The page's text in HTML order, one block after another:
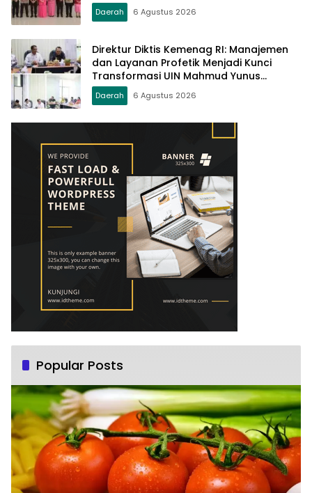
Daerah 6 Agustus 2026
Direktur Diktis Kemenag RI: Manajemen
dan Layanan Profetik Menjadi Kunci
Transformasi UIN Mahmud Yunus
Batusangkar Menjadi Kampus
Bereputasi Global
Daerah 6 Agustus 2026
Popular Posts